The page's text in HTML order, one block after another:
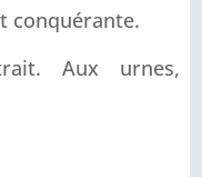
conquérante.
Aux urnes,